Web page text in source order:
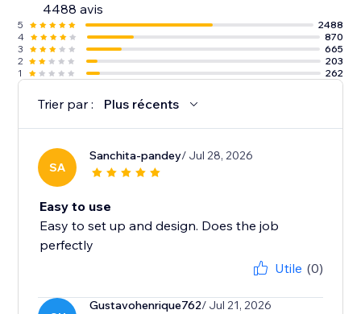
4488 avis
5
2488
4
870
3
665
2
203
1
262
Trier par : Plus récents
SA
Sanchita-pandey/ Jul 28, 2026
Easy to use
Easy to set up and design. Does the job
perfectly
Utile (0)
Gustavohenrique762/ Jul 21, 2026